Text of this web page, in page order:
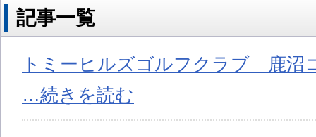
記事一覧
トミーヒルズゴルフクラブ 鹿沼
…続きを読む